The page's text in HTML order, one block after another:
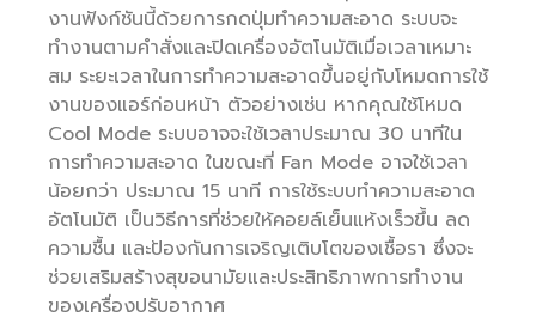
งานฟังก์ชันนี้ด้วยการกดปุ่มทำความสะอาด ระบบจะ
ทำงานตามคำสั่งและปิดเครื่องอัตโนมัติเมื่อเวลาเหมาะ
สม ระยะเวลาในการทำความสะอาดขึ้นอยู่กับโหมดการใช้
งานของแอร์ก่อนหน้า ตัวอย่างเช่น หากคุณใช้โหมด
Cool Mode ระบบอาจจะใช้เวลาประมาณ 30 นาทีใน
การทำความสะอาด ในขณะที่ Fan Mode อาจใช้เวลา
น้อยกว่า ประมาณ 15 นาที การใช้ระบบทำความสะอาด
อัตโนมัติ เป็นวิธีการที่ช่วยให้คอยล์เย็นแห้งเร็วขึ้น ลด
ความชื้น และป้องกันการเจริญเติบโตของเชื้อรา ซึ่งจะ
ช่วยเสริมสร้างสุขอนามัยและประสิทธิภาพการทำงาน
ของเครื่องปรับอากาศ